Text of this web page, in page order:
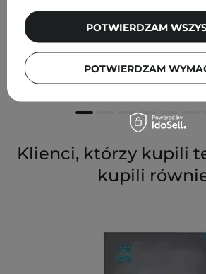
The Saem - Cover Perfection Tip
28/PA++ - Kryjący Korektor - 01
29,00 zł
Klienci, którzy kupili
kupili
POTWIERDZAM
POTWIERDZAM